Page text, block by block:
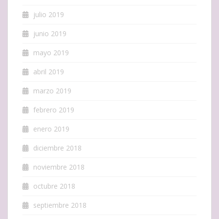
julio 2019
junio 2019
mayo 2019
abril 2019
marzo 2019
febrero 2019
enero 2019
diciembre 2018
noviembre 2018
octubre 2018
septiembre 2018